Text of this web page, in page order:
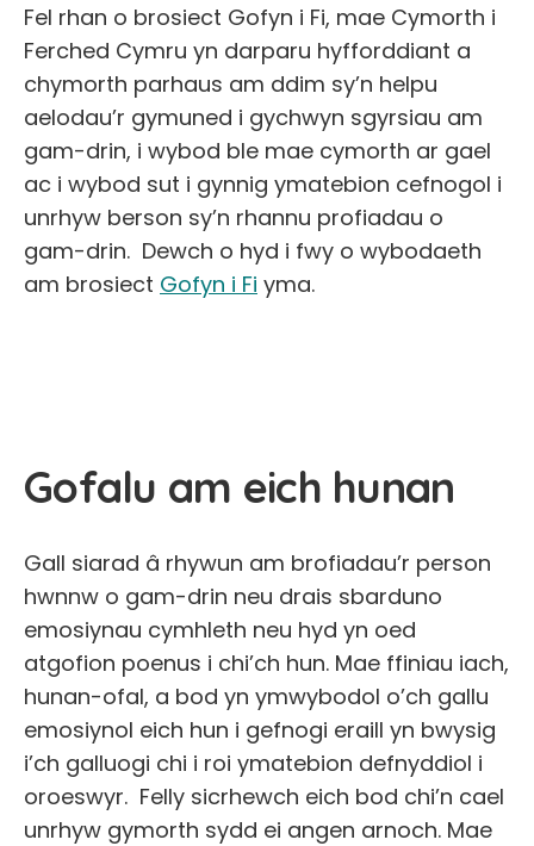
Fel rhan o brosiect Gofyn i Fi, mae Cymorth i
Ferched Cymru yn darparu hyfforddiant a
chymorth parhaus am ddim sy’n helpu
aelodau’r gymuned i gychwyn sgyrsiau am
gam-drin, i wybod ble mae cymorth ar gael
ac i wybod sut i gynnig ymatebion cefnogol i
unrhyw berson sy’n rhannu profiadau o
gam-drin. Dewch o hyd i fwy o wybodaeth
am brosiect Gofyn i Fi yma.
Gofalu am eich hunan
Gall siarad â rhywun am brofiadau’r person
hwnnw o gam-drin neu drais sbarduno
emosiynau cymhleth neu hyd yn oed
atgofion poenus i chi’ch hun. Mae ffiniau iach,
hunan-ofal, a bod yn ymwybodol o’ch gallu
emosiynol eich hun i gefnogi eraill yn bwysig
i’ch galluogi chi i roi ymatebion defnyddiol i
oroeswyr. Felly sicrhewch eich bod chi’n cael
unrhyw gymorth sydd ei angen arnoch. Mae